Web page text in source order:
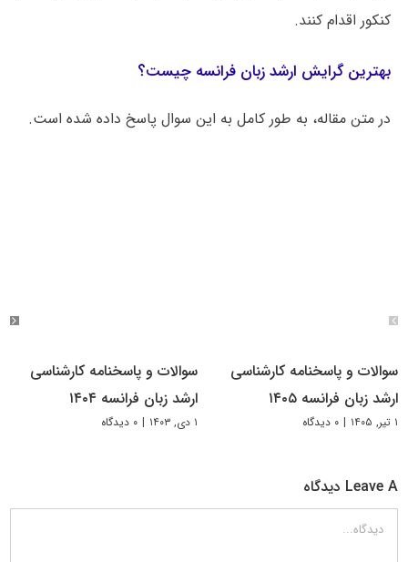
کنکور اقدام کنند.
بهترین گرایش ارشد زبان فرانسه چیست؟
در متن مقاله، به طور کامل به این سوال پاسخ داده شده است.
سوالات و پاسخنامه کارشناسی
ارشد زبان فرانسه ۱۴۰۵
۱ تیر, ۱۴۰۵ | ۰ دیدگاه
سوالات و پاسخنامه کارشناسی
ارشد زبان فرانسه ۱۴۰۴
۱ دی, ۱۴۰۳ | ۰ دیدگاه
Leave A دیدگاه
دیدگاه